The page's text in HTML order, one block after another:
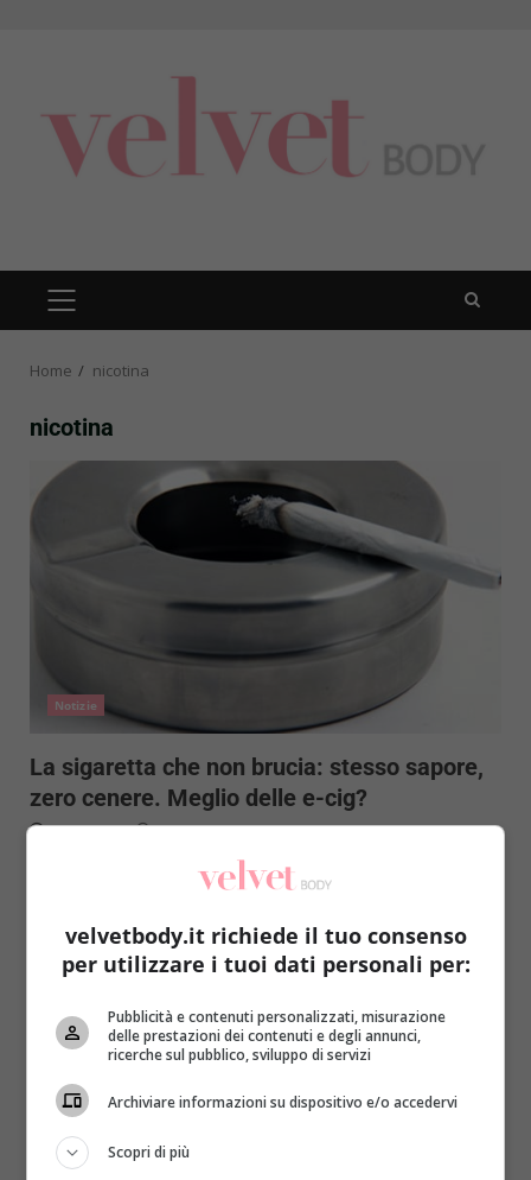
PRIMARY
MENU
Home nicotina
nicotina
Notizie
La sigaretta che non brucia: stesso sapore,
zero cenere. Meglio delle e-cig?
Redazione 7 Agosto 2014
A metà strada tra una sigaretta classica e una
elettronica, la Marlboro Iqos promette di diventare
Read More
velvetbody.it richiede il tuo consenso
per utilizzare i tuoi dati personali per:
Pubblicità e contenuti personalizzati, misurazione
delle prestazioni dei contenuti e degli annunci,
ricerche sul pubblico, sviluppo di servizi
Archiviare informazioni su dispositivo e/o accedervi
Scopri di più